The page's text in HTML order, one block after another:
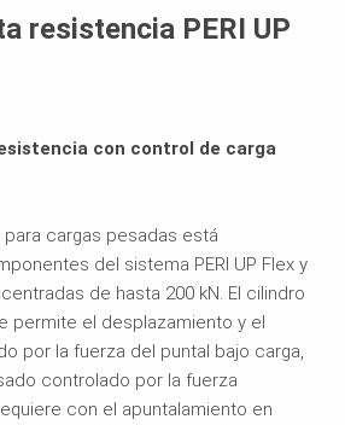
resistencia PERI UP
con control de carga
para cargas pesadas está
del sistema PERI UP Flex y
de hasta 200 kN. El cilindro
permite el desplazamiento y el
por la fuerza del puntal bajo carga,
controlado por la fuerza
con el apuntalamiento en